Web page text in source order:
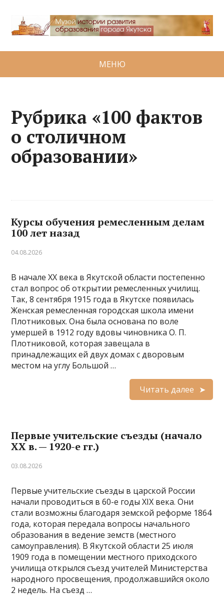
МЕНЮ
Рубрика «100 фактов
о столичном
образовании»
Курсы обучения ремесленным делам
100 лет назад
04.08.2026
В начале XX века в Якутской области постепенно
стал вопрос об открытии ремесленных училищ.
Так, 8 сентября 1915 года в Якутске появилась
Женская ремесленная городская школа имени
Плотниковых. Она была основана по воле
умершей в 1912 году вдовы чиновника О. П.
Плотниковой, которая завещала в
принадлежащих ей двух домах с дворовым
местом на углу Большой …
Читать далее
Первые учительские съезды (начало
XX в. — 1920-е гг.)
03.08.2026
Первые учительские съезды в царской России
начали проводиться в 60-е годы XIX века. Они
стали возможны благодаря земской реформе 1864
года, которая передала вопросы начального
образования в ведение земств (местного
самоуправления). В Якутской области 25 июля
1909 года в помещении местного приходского
училища открылся съезд учителей Министерства
народного просвещения, продолжавшийся около
2 недель. На съезд …